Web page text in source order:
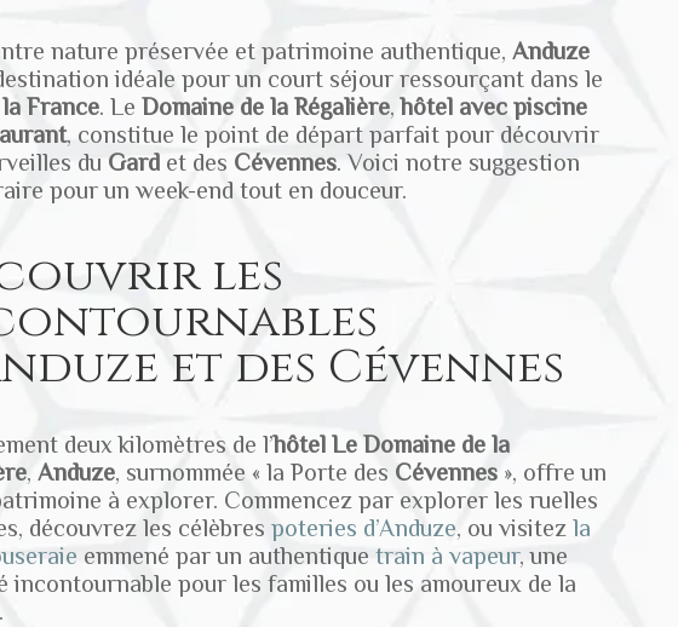
nature préservée et patrimoine authentique,Anduze
idéale pour un court séjour ressourçant dans le
France. LeDomaine de laRégalière, hôtel avec piscine
, constitue le point de départ parfait pour découvrir
du Gard et des Cévennes. Voici notre suggestion
pour un week-end tout en douceur.
les
et des Cévennes
deux kilomètres de l’hôtel Le Domaine de la
,Anduze, surnommée « la Porte des Cévennes », offre un
à explorer. Commencez par explorer les ruelles
découvrez les célèbrespoteries d’Anduze, ou visitez la
emmené par un authentique train à vapeur, une
incontournable pour les familles ou les amoureux de la